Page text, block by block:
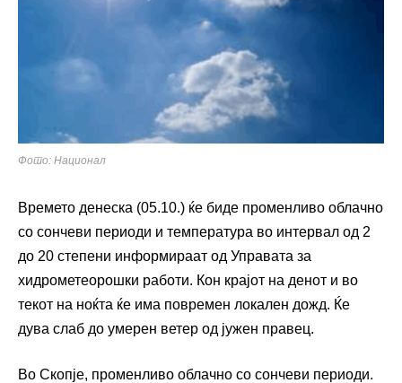
Фото: Национал
Времето денеска (05.10.) ќе биде променливо облачно
со сончеви периоди и температура во интервал од 2
до 20 степени информираат од Управата за
хидрометеорошки работи. Кон крајот на денот и во
текот на ноќта ќе има повремен локален дожд. Ќе
дува слаб до умерен ветер од јужен правец.
Во Скопје, променливо облачно со сончеви периоди.